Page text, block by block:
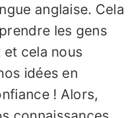
anglaise. Cela
les gens
cela nous
idées en
! Alors,